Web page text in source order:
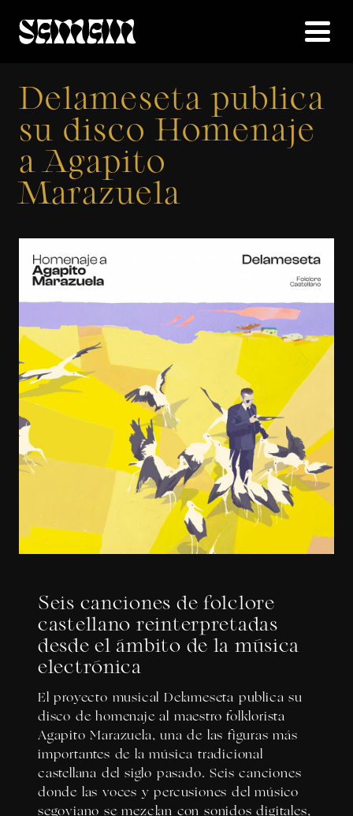
Delameseta publica
su disco Homenaje
a Agapito
Marazuela
Seis canciones de folclore
castellano reinterpretadas
desde el ámbito de la música
electrónica
El proyecto musical Delameseta publica su
disco de homenaje al maestro folklorista
Agapito Marazuela, una de las figuras más
importantes de la música tradicional
castellana del siglo pasado. Seis canciones
donde las voces y percusiones del músico
segoviano se mezclan con sonidos digitales,